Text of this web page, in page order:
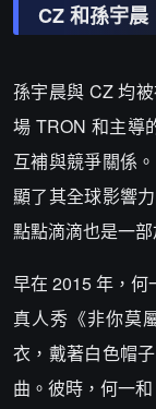
CZ 和孫宇晨
孫宇晨與 CZ 均
場 TRON 和主導
互補與競爭關係
顯了其全球影響
點點滴滴也是一
早在 2015 年，何
真人秀《非你莫
衣，戴著白色帽
曲。彼時，何一